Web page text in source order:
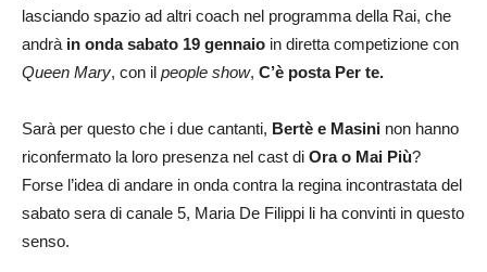
lasciando spazio ad altri coach nel programma della Rai, che
andrà in onda sabato 19 gennaio in diretta competizione con
Queen Mary, con il people show, C’è posta Per te.
Sarà per questo che i due cantanti, Bertè e Masini non hanno
riconfermato la loro presenza nel cast di Ora o Mai Più?
Forse l’idea di andare in onda contra la regina incontrastata del
sabato sera di canale 5, Maria De Filippi li ha convinti in questo
senso.